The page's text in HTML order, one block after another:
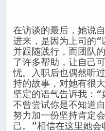
在访谈的最后，她说
进来，是因为上司的“
并跟随践行，而团队
了许多帮助，让自己
忧。入职后也偶然听
持的故事，对她有很
坚定的语气告诉我：“
不曾尝试你是不知道
努力加一份坚持肯定
己。”相信在这里她